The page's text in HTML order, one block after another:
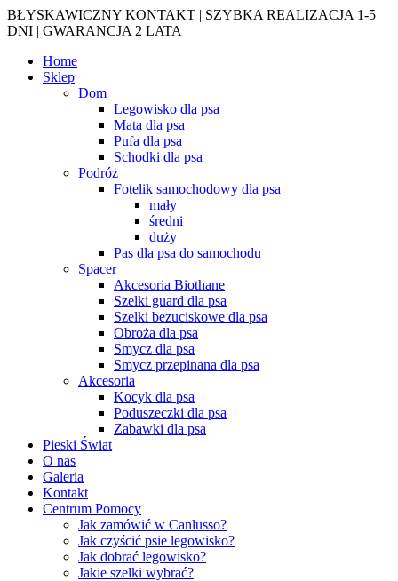
BŁYSKAWICZNY KONTAKT | SZYBKA REALIZACJA 1-5
DNI | GWARANCJA 2 LATA
Home
Sklep
Dom
Legowisko dla psa
Mata dla psa
Pufa dla psa
Schodki dla psa
Podróż
Fotelik samochodowy dla psa
mały
średni
duży
Pas dla psa do samochodu
Spacer
Akcesoria Biothane
Szelki guard dla psa
Szelki bezuciskowe dla psa
Obroża dla psa
Smycz dla psa
Smycz przepinana dla psa
Akcesoria
Kocyk dla psa
Poduszeczki dla psa
Zabawki dla psa
Pieski Świat
O nas
Galeria
Kontakt
Centrum Pomocy
Jak zamówić w Canlusso?
Jak czyścić psie legowisko?
Jak dobrać legowisko?
Jakie szelki wybrać?